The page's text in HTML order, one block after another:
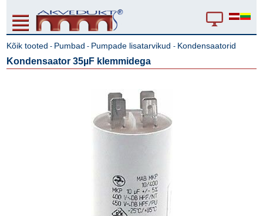
Kõik tooted - Pumbad - Pumpade lisatarvikud- Kondensaatorid
Kondensaator 35µF klemmidega